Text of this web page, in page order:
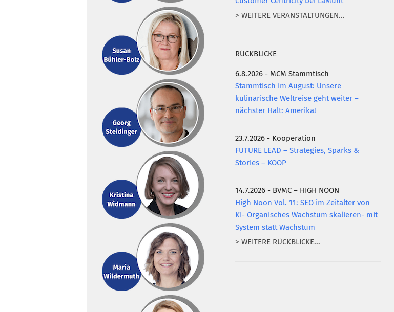
> WEITERE VERANSTALTUNGEN...
RÜCKBLICKE
6.8.2026 - MCM Stammtisch
Stammtisch im August: Unsere
kulinarische Weltreise geht weiter –
nächster Halt: Amerika!
23.7.2026 - Kooperation
FUTURE LEAD – Strategies, Sparks &
Stories – KOOP
14.7.2026 - BVMC – HIGH NOON
High Noon Vol. 11: SEO im Zeitalter von
KI- Organisches Wachstum skalieren- mit
System statt Wachstum
> WEITERE RÜCKBLICKE...